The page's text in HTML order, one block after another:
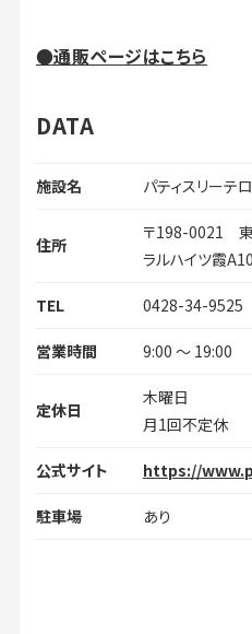
●通販ページはこちら
DATA
施設名 パティスリーテ
住所
〒198-0021 東
ラルハイツ霞
TEL 0428-34-9525
営業時間 9:00 ～ 19:00
定休日
木曜日
月1回不定休
公式サイト https://
駐車場 あり